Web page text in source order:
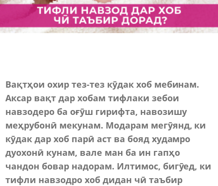
Вақтҳои охир тез-тез кӯдак хоб мебинам.
Аксар вақт дар хобам тифлаки зебои
навзодеро ба оғӯш гирифта, навозишу
меҳрубонӣ мекунам. Модарам мегӯянд, ки
кӯдак дар хоб парӣ аст ва бояд худамро
дуохонӣ кунам, вале ман ба ин гапҳо
чандон бовар надорам. Илтимос, бигӯед, ки
тифли навзодро хоб дидан чӣ таъбир